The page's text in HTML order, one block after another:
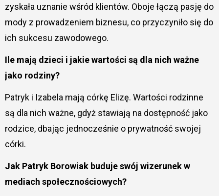
zyskała uznanie wśród klientów. Oboje łączą pasję do
mody z prowadzeniem biznesu, co przyczyniło się do
ich sukcesu zawodowego.
Ile mają dzieci i jakie wartości są dla nich ważne
jako rodziny?
Patryk i Izabela mają córkę Elizę. Wartości rodzinne
są dla nich ważne, gdyż stawiają na dostępność jako
rodzice, dbając jednocześnie o prywatność swojej
córki.
Jak Patryk Borowiak buduje swój wizerunek w
mediach społecznościowych?